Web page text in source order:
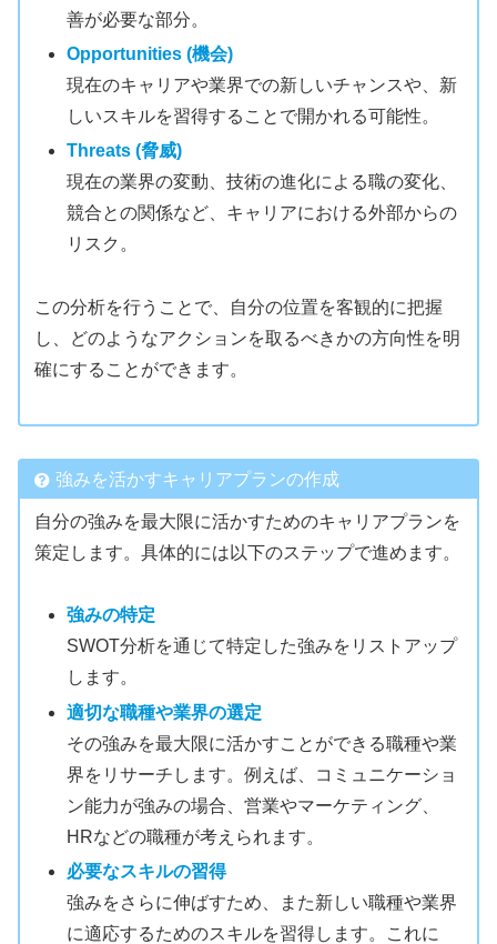
善が必要な部分。
Opportunities (機会)
現在のキャリアや業界での新しいチャンスや、新
しいスキルを習得することで開かれる可能性。
Threats (脅威)
現在の業界の変動、技術の進化による職の変化、
競合との関係など、キャリアにおける外部からの
リスク。
この分析を行うことで、自分の位置を客観的に把握
し、どのようなアクションを取るべきかの方向性を明
確にすることができます。
強みを活かすキャリアプランの作成
自分の強みを最大限に活かすためのキャリアプランを
策定します。具体的には以下のステップで進めます。
強みの特定
SWOT分析を通じて特定した強みをリストアップ
します。
適切な職種や業界の選定
その強みを最大限に活かすことができる職種や業
界をリサーチします。例えば、コミュニケーショ
ン能力が強みの場合、営業やマーケティング、
HRなどの職種が考えられます。
必要なスキルの習得
強みをさらに伸ばすため、また新しい職種や業界
に適応するためのスキルを習得します。これに